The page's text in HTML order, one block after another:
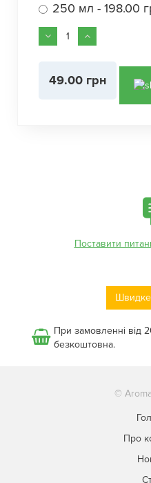
250 мл - 198.00
49.00 грн
Поставити
При замовленні від
безкоштовна.
©
Про